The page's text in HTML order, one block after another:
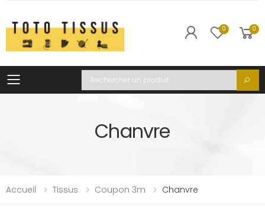
0 0
Toggle mobile menu
Recherche
Chanvre
Accueil Tissus Coupon 3m Chanvre